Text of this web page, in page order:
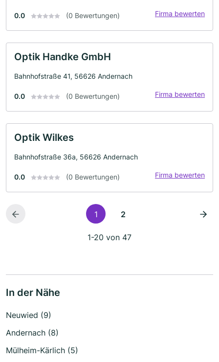
0.0 (0 Bewertungen) Firma bewerten
Optik Handke GmbH
Bahnhofstraße 41, 56626 Andernach
0.0 (0 Bewertungen) Firma bewerten
Optik Wilkes
Bahnhofstraße 36a, 56626 Andernach
0.0 (0 Bewertungen) Firma bewerten
1 2
1-20 von 47
In der Nähe
Neuwied (9)
Andernach (8)
Mülheim-Kärlich (5)